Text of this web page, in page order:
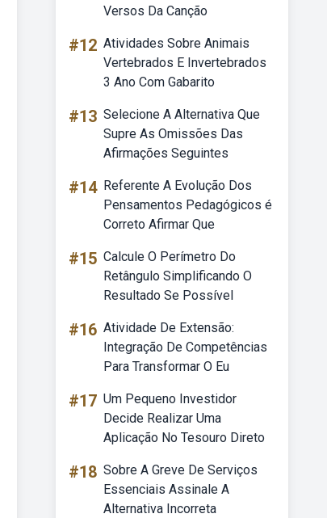
Versos Da Canção
#12 Atividades Sobre Animais
Vertebrados E Invertebrados
3 Ano Com Gabarito
#13 Selecione A Alternativa Que
Supre As Omissões Das
Afirmações Seguintes
#14 Referente A Evolução Dos
Pensamentos Pedagógicos é
Correto Afirmar Que
#15 Calcule O Perímetro Do
Retângulo Simplificando O
Resultado Se Possível
#16 Atividade De Extensão:
Integração De Competências
Para Transformar O Eu
#17 Um Pequeno Investidor
Decide Realizar Uma
Aplicação No Tesouro Direto
#18 Sobre A Greve De Serviços
Essenciais Assinale A
Alternativa Incorreta